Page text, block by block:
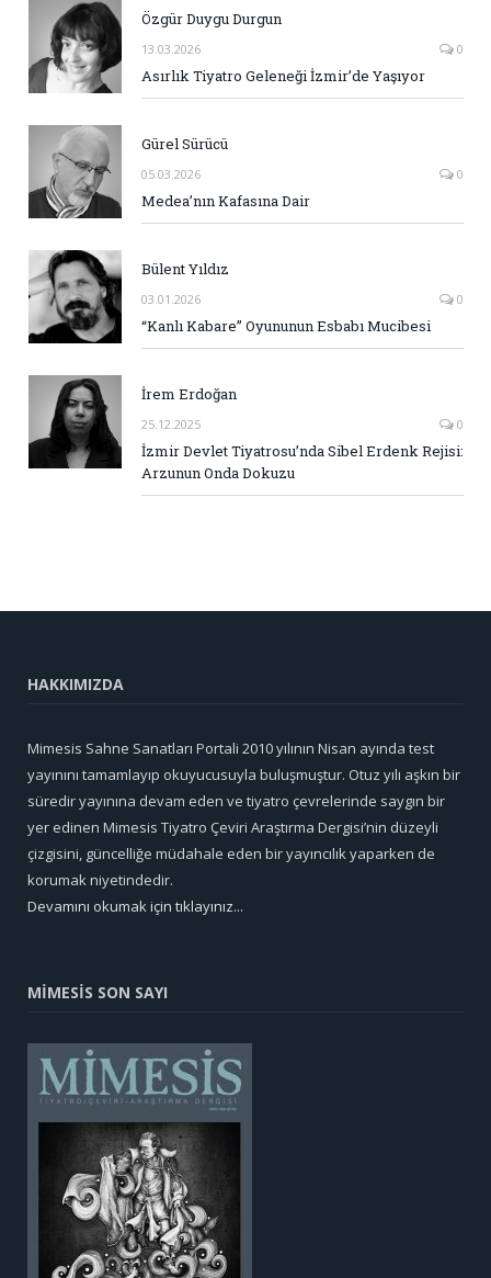
Özgür Duygu Durgun
13.03.2026 0
Asırlık Tiyatro Geleneği İzmir’de Yaşıyor
Gürel Sürücü
05.03.2026 0
Medea’nın Kafasına Dair
Bülent Yıldız
03.01.2026 0
“Kanlı Kabare” Oyununun Esbabı Mucibesi
İrem Erdoğan
25.12.2025 0
İzmir Devlet Tiyatrosu’nda Sibel Erdenk Rejisi:
Arzunun Onda Dokuzu
HAKKIMIZDA
Mimesis Sahne Sanatları Portali 2010 yılının Nisan ayında test
yayınını tamamlayıp okuyucusuyla buluşmuştur. Otuz yılı aşkın bir
süredir yayınına devam eden ve tiyatro çevrelerinde saygın bir
yer edinen Mimesis Tiyatro Çeviri Araştırma Dergisi’nin düzeyli
çizgisini, güncelliğe müdahale eden bir yayıncılık yaparken de
korumak niyetindedir.
Devamını okumak için tıklayınız...
MİMESİS SON SAYI